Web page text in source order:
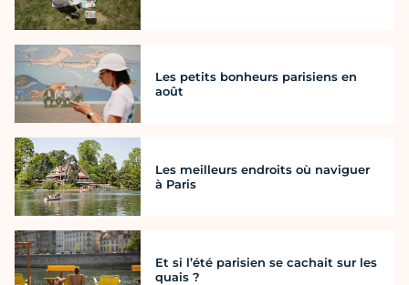
Les petits bonheurs parisiens en
août
Les meilleurs endroits où naviguer
à Paris
Et si l’été parisien se cachait sur les
quais ?